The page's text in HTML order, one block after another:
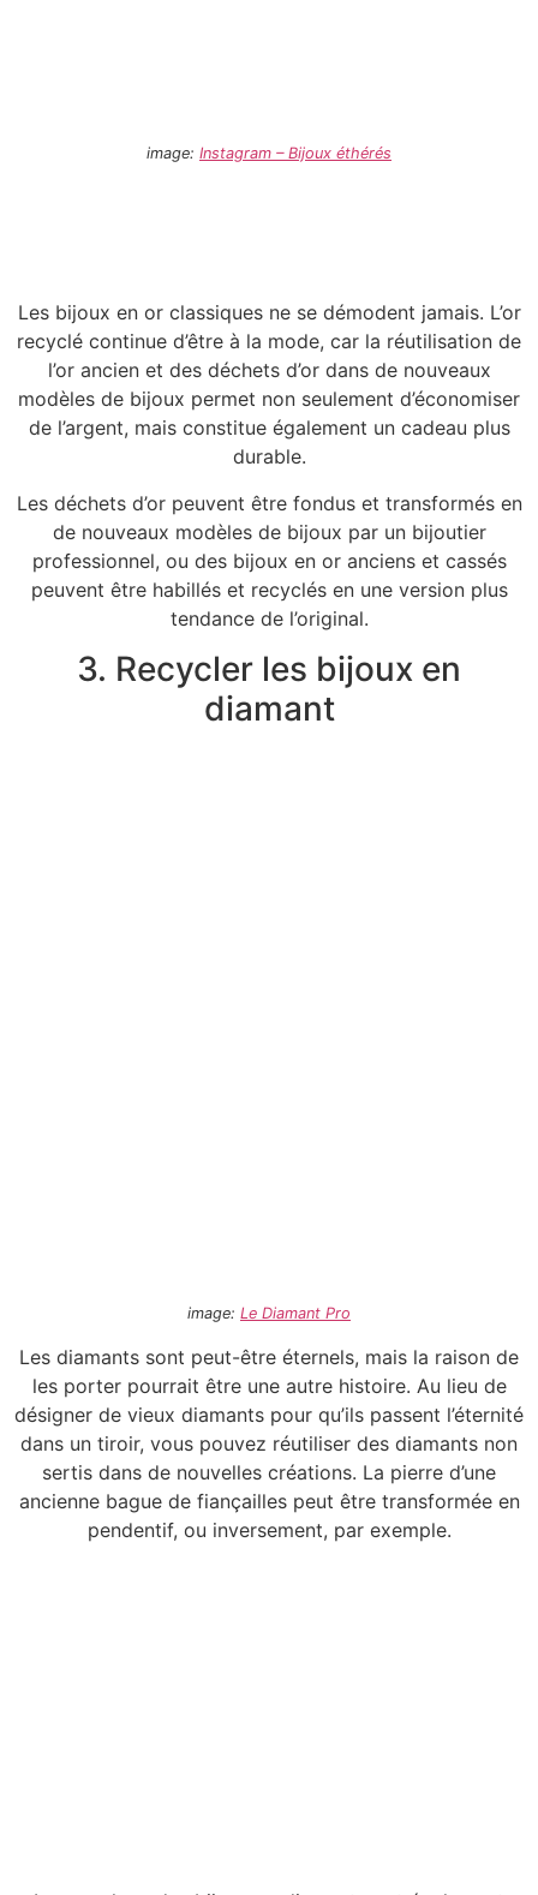
image: Instagram – Bijoux éthérés
Les bijoux en or classiques ne se démodent jamais. L’or
recyclé continue d’être à la mode, car la réutilisation de
l’or ancien et des déchets d’or dans de nouveaux
modèles de bijoux permet non seulement d’économiser
de l’argent, mais constitue également un cadeau plus
durable.
Les déchets d’or peuvent être fondus et transformés en
de nouveaux modèles de bijoux par un bijoutier
professionnel, ou des bijoux en or anciens et cassés
peuvent être habillés et recyclés en une version plus
tendance de l’original.
3. Recycler les bijoux en
diamant
image: Le Diamant Pro
Les diamants sont peut-être éternels, mais la raison de
les porter pourrait être une autre histoire. Au lieu de
désigner de vieux diamants pour qu’ils passent l’éternité
dans un tiroir, vous pouvez réutiliser des diamants non
sertis dans de nouvelles créations. La pierre d’une
ancienne bague de fiançailles peut être transformée en
pendentif, ou inversement, par exemple.